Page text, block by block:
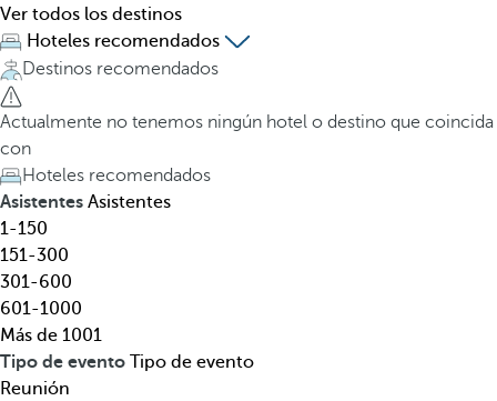
h
o
t
e
l
,
d
e
s
t
i
n
o
,
t
s
a
r
l
a
t
e
c
l
a
d
e
f
l
e
Ver todos los destinos
Hoteles recomendados
Destinos recomendados
Actualmente no tenemos ningún hotel o destino que coincida
con
Hoteles recomendados
Asistentes Asistentes
1-150
151-300
301-600
601-1000
Más de 1001
Tipo de evento Tipo de evento
Reunión